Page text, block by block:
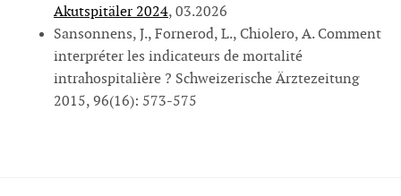
Akutspitäler 2024, 03.2026
Sansonnens, J., Fornerod, L., Chiolero, A. Comment
interpréter les indicateurs de mortalité
intrahospitalière ? Schweizerische Ärztezeitung
2015, 96(16): 573-575